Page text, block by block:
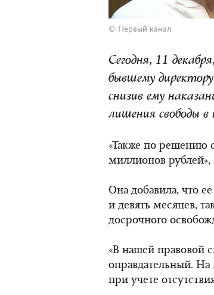
© Первый канал
Сегодня, 11
бывшему
снизив ему
лишения свободы в
«Также по решению
миллионов
Она добавила, что
и девять месяцев,
досрочного
«В нашей правовой
оправдательный.
при учете